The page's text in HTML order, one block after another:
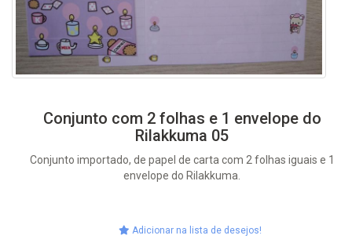
Conjunto com 2 folhas e 1 envelope do
Rilakkuma 05
Conjunto importado, de papel de carta com 2 folhas iguais e 1
envelope do Rilakkuma.
Adicionar na lista de desejos!